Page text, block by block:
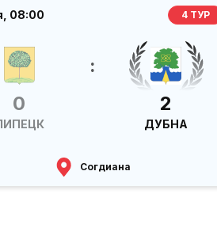
08:00 4 ТУР
0
:
2
ДУБНА
Согдиана